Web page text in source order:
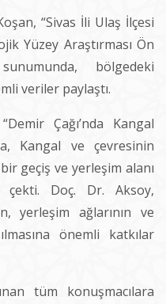
“Sivas İli Ulaş İlçesi
Yüzey Araştırması Ön
bölgedeki
veriler paylaştı.
Çağı’nda Kangal
Kangal ve çevresinin
geçiş ve yerleşim alanı
çekti. Doç. Dr. Aksoy,
yerleşim ağlarının ve
önemli katkılar
tüm konuşmacılara